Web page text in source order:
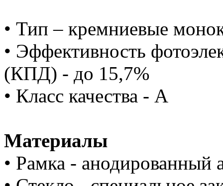
• Тип – кремниевые
• Эффективность
(КПД) - до 15,7%
• Класс качества - А
Материалы
• Рамка -